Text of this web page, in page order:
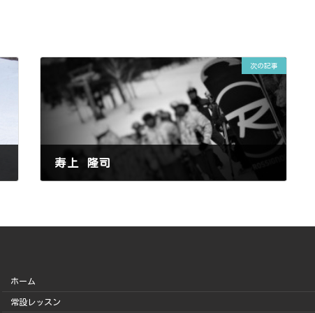
次の記事
寿上 隆司
ホーム
常設レッスン